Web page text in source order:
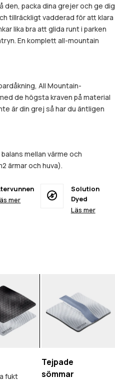
den, packa dina grejer och ge dig
tillräckligt vadderad för att klara
lika bra att glida runt i parken
En komplett all-mountain
All Mountain-
de högsta kraven på material
är din grej så har du äntligen
mellan värme och
ärmar och huva).
mer
Solution
Dyed
Läs mer
fukt
Tejpade
sömmar